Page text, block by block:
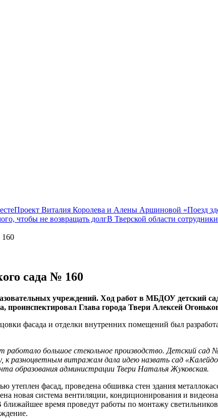
Проект Виталия Королева и Алены Аршиновой «Поезд
чтобы не возвращать долгВ Тверской области
160
сада № 160
учреждений. Ход работ в МБДОУ детский
проинспектировал Глава города Твери Алексей
фасада и отделки внутренних помещений был
большое стекольное производство. Детский сад
витражам дала идею назвать сад
образования администрации Твери Наталья Жуковская.
фасад, проведена обшивка стен здания
новая система вентиляции, кондиционирования и
время проведут работы по монтажу